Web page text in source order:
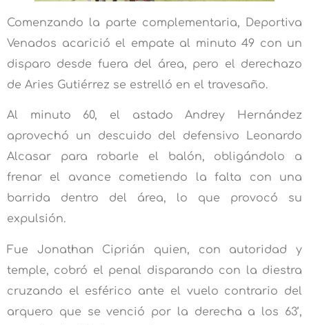
Comenzando la parte complementaria, Deportiva
Venados acarició el empate al minuto 49 con un
disparo desde fuera del área, pero el derechazo
de Aries Gutiérrez se estrelló en el travesaño.
Al minuto 60, el astado Andrey Hernández
aprovechó un descuido del defensivo Leonardo
Alcasar para robarle el balón, obligándolo a
frenar el avance cometiendo la falta con una
barrida dentro del área, lo que provocó su
expulsión.
Fue Jonathan Ciprián quien, con autoridad y
temple, cobró el penal disparando con la diestra
cruzando el esférico ante el vuelo contrario del
arquero que se venció por la derecha a los 63’,